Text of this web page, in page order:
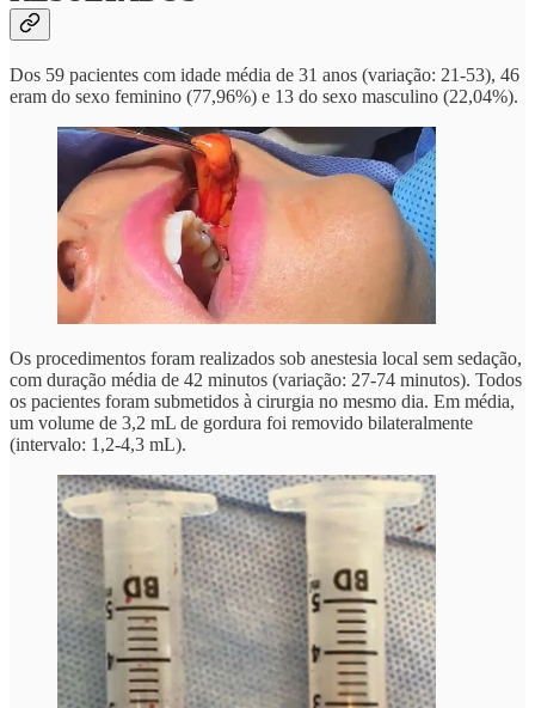
Dos 59 pacientes com idade média de 31 anos (variação: 21-53), 46
eram do sexo feminino (77,96%) e 13 do sexo masculino (22,04%).
Os procedimentos foram realizados sob anestesia local sem sedação,
com duração média de 42 minutos (variação: 27-74 minutos). Todos
os pacientes foram submetidos à cirurgia no mesmo dia. Em média,
um volume de 3,2 mL de gordura foi removido bilateralmente
(intervalo: 1,2-4,3 mL).